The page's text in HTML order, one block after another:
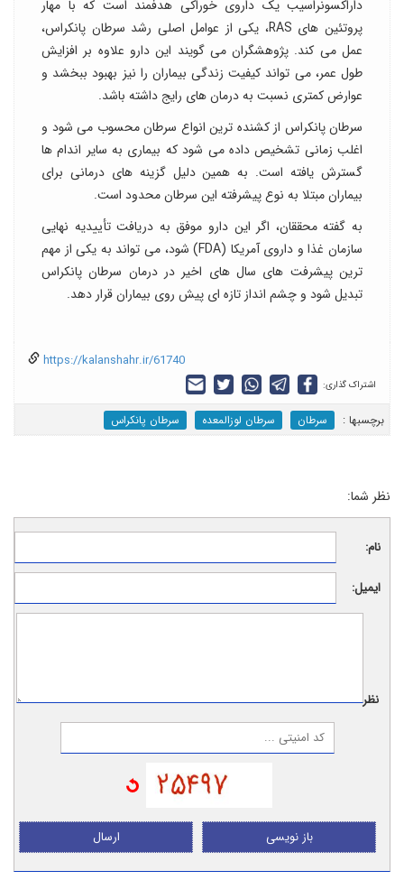
داراکسونراسیب یک داروی خوراکی هدفمند است که با مهار
پروتئین های RAS، یکی از عوامل اصلی رشد سرطان پانکراس،
عمل می کند. پژوهشگران می گویند این دارو علاوه بر افزایش
طول عمر، می تواند کیفیت زندگی بیماران را نیز بهبود ببخشد و
عوارض کمتری نسبت به درمان های رایج داشته باشد.
سرطان پانکراس از کشنده ترین انواع سرطان محسوب می شود و
اغلب زمانی تشخیص داده می شود که بیماری به سایر اندام ها
گسترش یافته است. به همین دلیل گزینه های درمانی برای
بیماران مبتلا به نوع پیشرفته این سرطان محدود است.
به گفته محققان، اگر این دارو موفق به دریافت تأییدیه نهایی
سازمان غذا و داروی آمریکا (FDA) شود، می تواند به یکی از مهم
ترین پیشرفت های سال های اخیر در درمان سرطان پانکراس
تبدیل شود و چشم انداز تازه ای پیش روی بیماران قرار دهد.
https://kalanshahr.ir/61740
اشتراک گذاری:
برچسب‎ها : سرطان سرطان لوزالمعده سرطان پانکراس
نظر شما:
نام:
ایمیل:
نظر:
ارسال باز نویسی